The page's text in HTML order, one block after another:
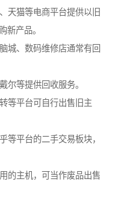
天猫等电商平台提供以旧
新产品。
城、数码维修店通常有回
尔等提供回收服务。
等平台可自行出售旧主
等平台的二手交易板块，
的主机，可当作废品出售